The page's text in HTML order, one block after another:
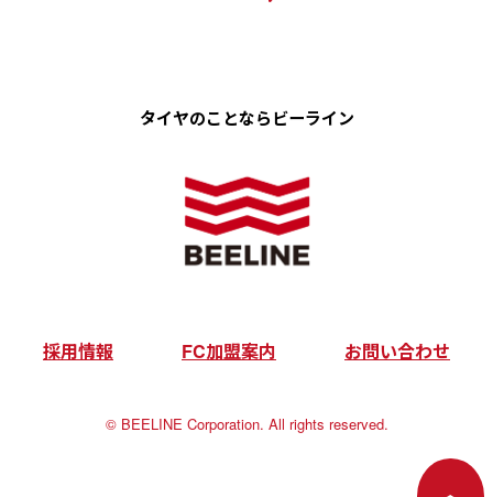
タイヤのことならビーライン
採用情報 FC加盟案内 お問い合わせ
©︎ BEELINE Corporation. All rights reserved.